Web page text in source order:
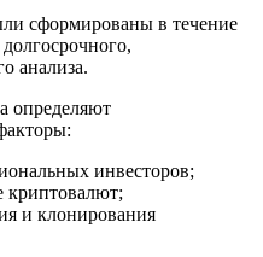
сформированы в течение
анализа.
определяют
инвесторов;
криптовалют;
и клонирования